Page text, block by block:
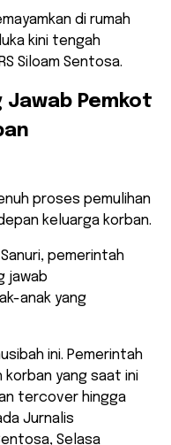
di rumah
kini tengah
Siloam Sentosa.
Jawab Pemkot
proses pemulihan
keluarga korban.
pemerintah
jawab
anak yang
ini. Pemerintah
korban yang saat ini
tercover hingga
Jurnalis
Selasa